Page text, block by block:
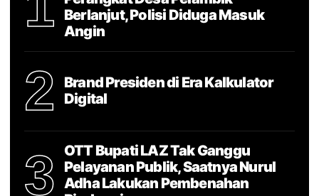
Berlanjut, Polisi Diduga Masuk
Angin
2
Brand Presiden di Era Kalkulator
Digital
3
OTT Bupati LAZ Tak Ganggu
Pelayanan Publik, Saatnya Nurul
Adha Lakukan Pembenahan